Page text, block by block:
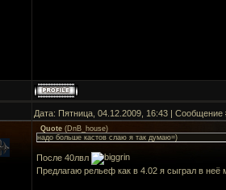
Дата: Пятница, 04.12.2009, 16:43 | Сообщение
Quote (DnB_house)
надо больше кастов слаю я так думаю=)
После 40лвл
Предлагаю рельеф как в 4.02 я сыграл в неё